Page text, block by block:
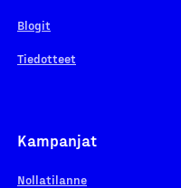
Blogit
Tiedotteet
Kampanjat
Nollatilanne